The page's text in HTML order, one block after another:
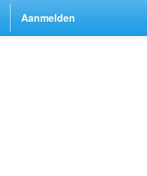
Aanmelden